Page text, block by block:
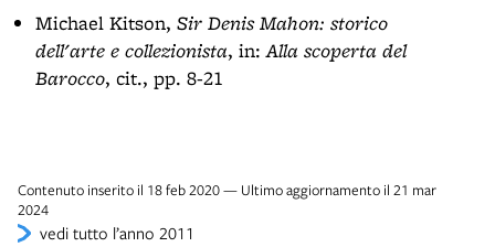
Michael Kitson, Sir Denis Mahon: storico
dell'arte e collezionista, in:Alla scoperta del
Barocco, cit., pp. 8-21
Contenuto inserito il 18 feb 2020 — Ultimo aggiornamento il 21 mar
2024
vedi tutto l’anno 2011